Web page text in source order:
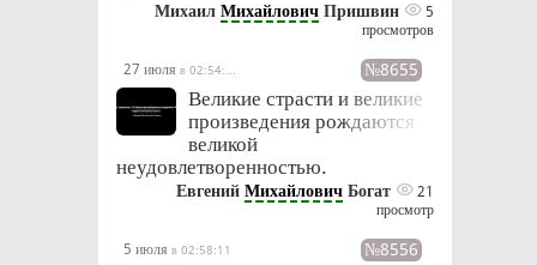
Михаил МихайловичПришвин
5
просмотров
27 июля №8655
Великие страсти и великие
произведения рождаются
великой
неудовлетворенностью.
Евгений МихайловичБогат
21
просмотр
5 июля в 02:58:11 №8556